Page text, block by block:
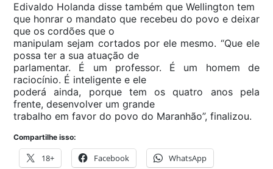
Edivaldo Holanda disse também que Wellington tem
que honrar o mandato que recebeu do povo e deixar
que os cordões que o
manipulam sejam cortados por ele mesmo. “Que ele
possa ter a sua atuação de
parlamentar. É um professor. É um homem de
raciocínio. É inteligente e ele
poderá ainda, porque tem os quatro anos pela
frente, desenvolver um grande
trabalho em favor do povo do Maranhão”, finalizou.
Compartilhe isso:
18+ Facebook WhatsApp